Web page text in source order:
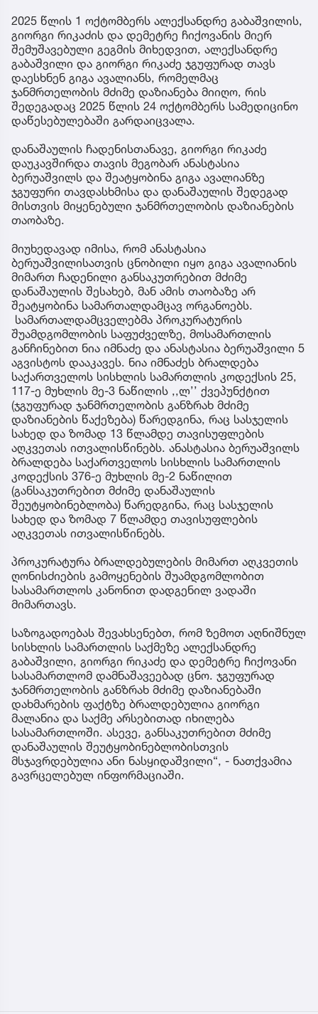
2025 წლის 1 ოქტომბერს ალექსანდრე გაბაშვილის,
გიორგი რიკაძის და დემეტრე ჩიქოვანის მიერ
შემუშავებული გეგმის მიხედვით, ალექსანდრე
გაბაშვილი და გიორგი რიკაძე ჯგუფურად თავს
დაესხნენ გიგა ავალიანს, რომელმაც
ჯანმრთელობის მძიმე დაზიანება მიიღო, რის
შედეგადაც 2025 წლის 24 ოქტომბერს სამედიცინო
დაწესებულებაში გარდაიცვალა.
დანაშაულის ჩადენისთანავე, გიორგი რიკაძე
დაუკავშირდა თავის მეგობარ ანასტასია
ბერუაშვილს და შეატყობინა გიგა ავალიანზე
ჯგუფური თავდასხმისა და დანაშაულის შედეგად
მისთვის მიყენებული ჯანმრთელობის დაზიანების
თაობაზე.
მიუხედავად იმისა, რომ ანასტასია
ბერუაშვილისათვის ცნობილი იყო გიგა ავალიანის
მიმართ ჩადენილი განსაკუთრებით მძიმე
დანაშაულის შესახებ, მან ამის თაობაზე არ
შეატყობინა სამართალდამცავ ორგანოებს.
სამართალდამცველებმა პროკურატურის
შუამდგომლობის საფუძველზე, მოსამართლის
განჩინებით ნია იმნაძე და ანასტასია ბერუაშვილი 5
აგვისტოს დააკავეს. ნია იმნაძეს ბრალდება
საქართველოს სისხლის სამართლის კოდექსის 25,
117-ე მუხლის მე-3 ნაწილის ,,ლ’’ ქვეპუნქტით
(ჯგუფურად ჯანმრთელობის განზრახ მძიმე
დაზიანების წაქეზება) წარედგინა, რაც სასჯელის
სახედ და ზომად 13 წლამდე თავისუფლების
აღკვეთას ითვალისწინებს. ანასტასია ბერუაშვილს
ბრალდება საქართველოს სისხლის სამართლის
კოდექსის 376-ე მუხლის მე-2 ნაწილით
(განსაკუთრებით მძიმე დანაშაულის
შეუტყობინებლობა) წარედგინა, რაც სასჯელის
სახედ და ზომად 7 წლამდე თავისუფლების
აღკვეთას ითვალისწინებს.
პროკურატურა ბრალდებულების მიმართ აღკვეთის
ღონისძიების გამოყენების შუამდგომლობით
სასამართლოს კანონით დადგენილ ვადაში
მიმართავს.
საზოგადოებას შევახსენებთ, რომ ზემოთ აღნიშნულ
სისხლის სამართლის საქმეზე ალექსანდრე
გაბაშვილი, გიორგი რიკაძე და დემეტრე ჩიქოვანი
სასამართლომ დამნაშავეებად ცნო. ჯგუფურად
ჯანმრთელობის განზრახ მძიმე დაზიანებაში
დახმარების ფაქტზე ბრალდებულია გიორგი
მალანია და საქმე არსებითად იხილება
სასამართლოში. ასევე, განსაკუთრებით მძიმე
დანაშაულის შეუტყობინებლობისთვის
მსჯავრდებულია ანი ნასყიდაშვილი“, - ნათქვამია
გავრცელებულ ინფორმაციაში.